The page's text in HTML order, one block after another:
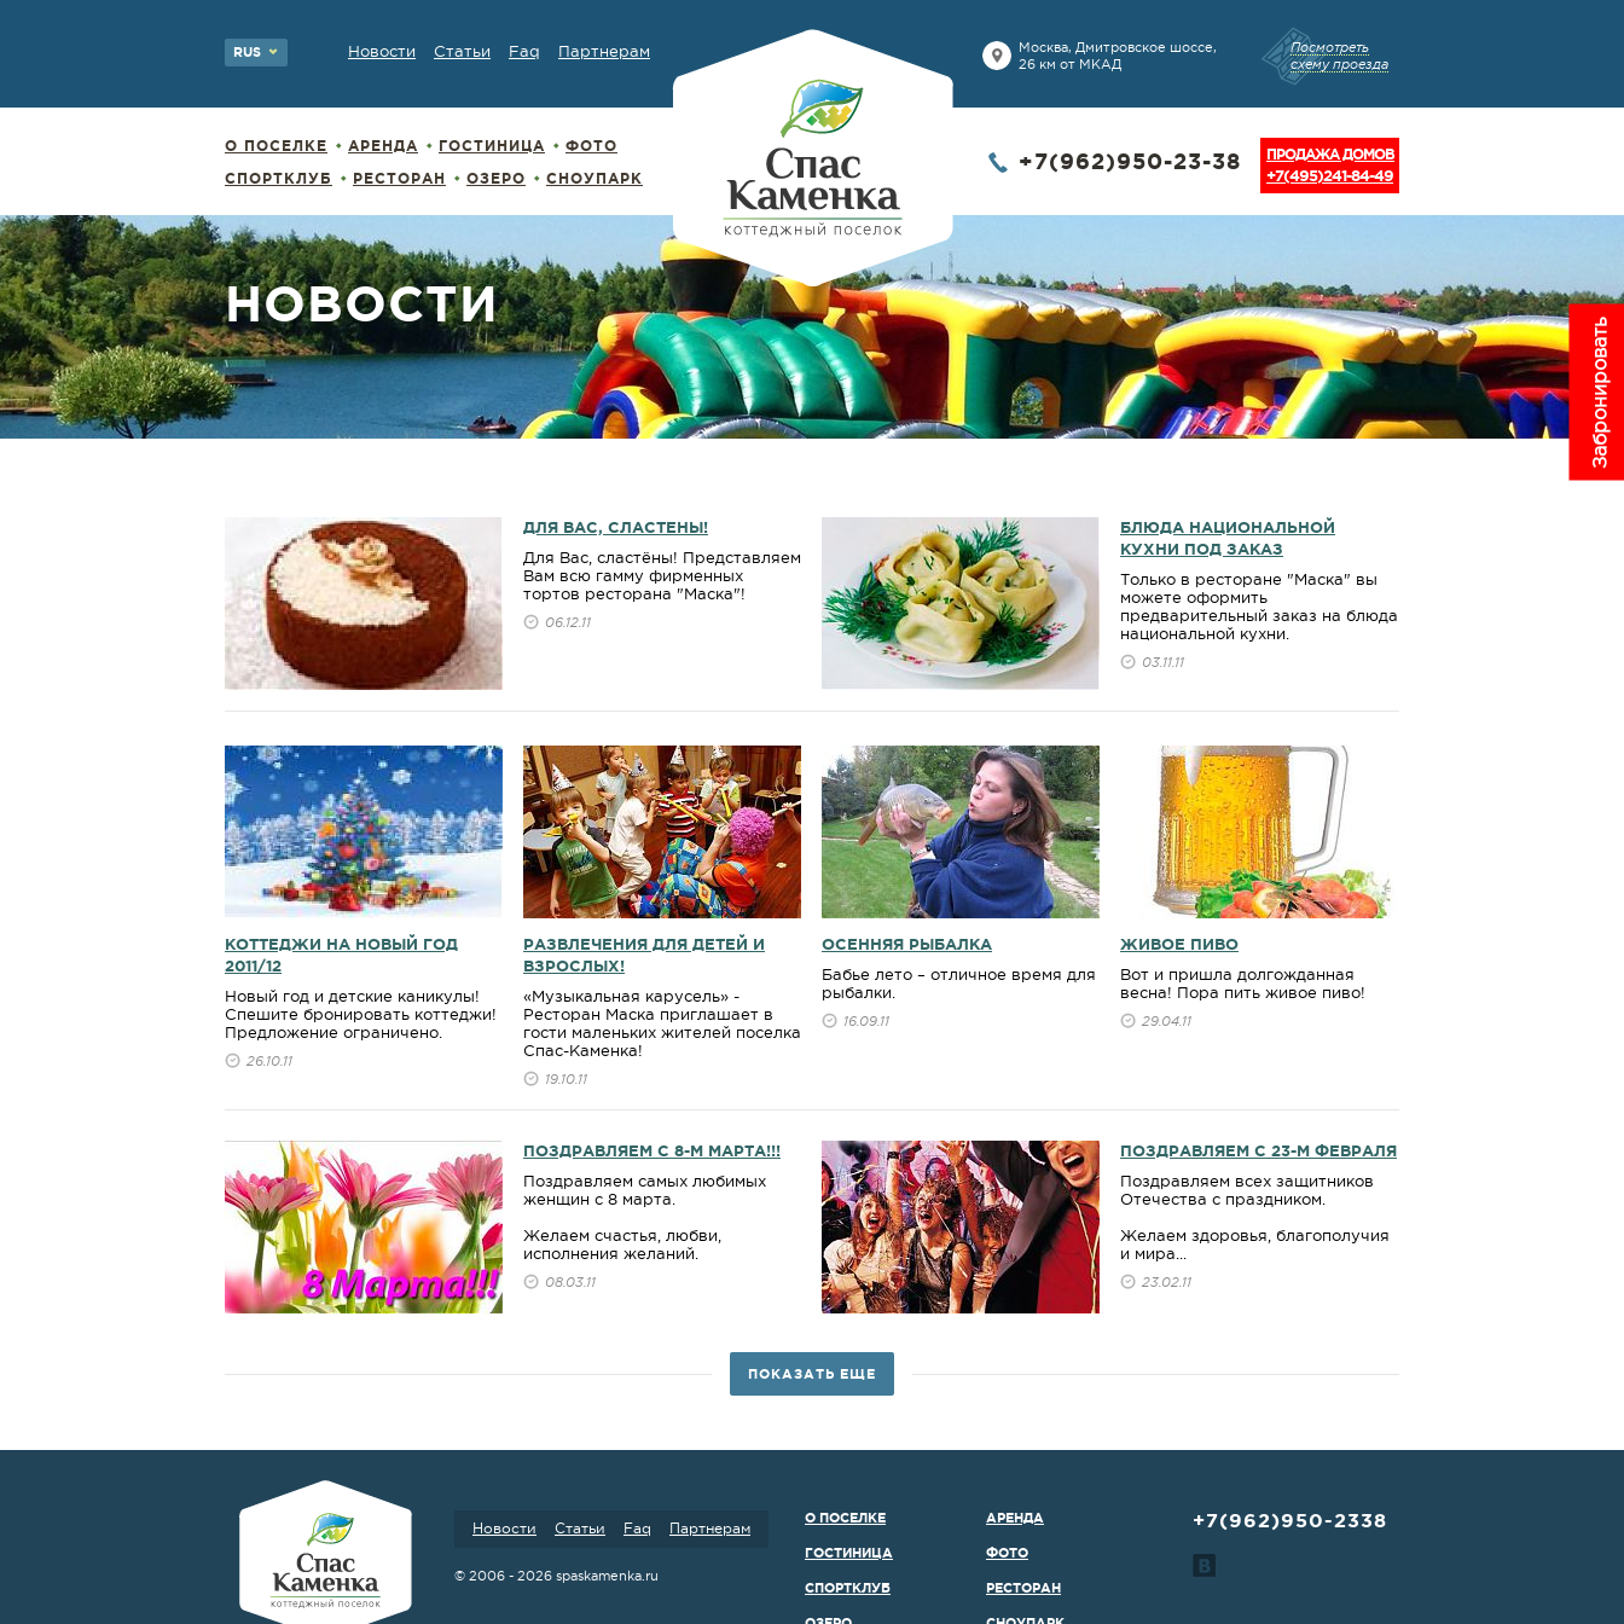
RUS Новости Статьи Faq Партнерам
Москва, Дмитровское шоссе,
26 км от МКАД
Посмотреть
схему проезда
О ПОСЕЛКЕ АРЕНДА ГОСТИНИЦА ФОТО
СПОРТКЛУБ РЕСТОРАН ОЗЕРО СНОУПАРК
+7(962)950-23-38
Забронировать
ПРОДАЖА ДОМОВ
+7(495)241-84-49
НОВОСТИ
ДЛЯ ВАС, СЛАСТЕНЫ!
Для Вас, сластёны! Представляем
Вам всю гамму фирменных
тортов ресторана "Маска"!
06.12.11
БЛЮДА НАЦИОНАЛЬНОЙ
КУХНИ ПОД ЗАКАЗ
Только в ресторане "Маска" вы
можете оформить
предварительный заказ на блюда
национальной кухни.
03.11.11
КОТТЕДЖИ НА НОВЫЙ ГОД
2011/12
Hовый год и детские каникулы!
Спешите бронировать коттеджи!
Предложение ограничено.
26.10.11
РАЗВЛЕЧЕНИЯ ДЛЯ ДЕТЕЙ И
ВЗРОСЛЫХ!
«Музыкальная карусель» -
Ресторан Маска приглашает в
гости маленьких жителей поселка
Спас-Каменка!
19.10.11
ОСЕННЯЯ РЫБАЛКА
Бабье лето – отличное время для
рыбалки.
16.09.11
ЖИВОЕ ПИВО
Вот и пришла долгожданная
весна! Пора пить живое пиво!
29.04.11
ПОЗДРАВЛЯЕМ С 8-М МАРТА!!!
Поздравляем самых любимых
женщин с 8 марта.
Желаем счастья, любви,
исполнения желаний.
08.03.11
ПОЗДРАВЛЯЕМ С 23-М ФЕВРАЛЯ
Поздравляем всех защитников
Отечества с праздником.
Желаем здоровья, благополучия
и мира...
23.02.11
ПОКАЗАТЬ ЕЩЕ
Новости Статьи Faq Партнерам
© 2006 - 2026 spaskamenka.ru
О ПОСЕЛКЕ АРЕНДА
ГОСТИНИЦА ФОТО
СПОРТКЛУБ РЕСТОРАН
+7(962)950-2338